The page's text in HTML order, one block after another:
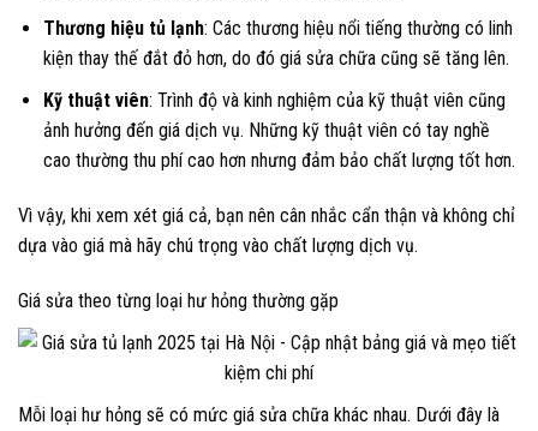
Thương hiệu tủ lạnh: Các thương hiệu nổi tiếng thường có linh
kiện thay thế đắt đỏ hơn, do đó giá sửa chữa cũng sẽ tăng lên.
Kỹ thuật viên: Trình độ và kinh nghiệm của kỹ thuật viên cũng
ảnh hưởng đến giá dịch vụ. Những kỹ thuật viên có tay nghề
cao thường thu phí cao hơn nhưng đảm bảo chất lượng tốt hơn.
Vì vậy, khi xem xét giá cả, bạn nên cân nhắc cẩn thận và không chỉ
dựa vào giá mà hãy chú trọng vào chất lượng dịch vụ.
Giá sửa theo từng loại hư hỏng thường gặp
Mỗi loại hư hỏng sẽ có mức giá sửa chữa khác nhau. Dưới đây là